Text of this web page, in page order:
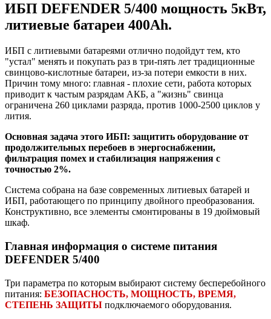
ИБП DEFENDER 5/400 мощность 5кВт,
литиевые батареи 400Ah.
ИБП с литиевыми батареями отлично подойдут тем, кто
"устал" менять и покупать раз в три-пять лет традиционные
свинцово-кислотные батареи, из-за потери емкости в них.
Причин тому много: главная - плохие сети, работа которых
приводит к частым разрядам АКБ, а "жизнь" свинца
ограничена 260 циклами разряда, против 1000-2500 циклов у
лития.
Основная задача этого ИБП: защитить оборудование от
продолжительных перебоев в энергоснабжении,
фильтрация помех и стабилизация напряжения с
точностью 2%.
Система собрана на базе современных литиевых батарей и
ИБП, работающего по принципу двойного преобразования.
Конструктивно, все элементы смонтированы в 19 дюймовый
шкаф.
Главная информация о системе питания
DEFENDER 5/400
Три параметра по которым выбирают систему бесперебойного
питания: БЕЗОПАСНОСТЬ, МОЩНОСТЬ, ВРЕМЯ,
СТЕПЕНЬ ЗАЩИТЫ подключаемого оборудования.